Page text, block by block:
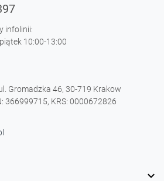
infolinii:
10:00-13:00
Gromadzka 46, 30-719 Krakow
366999715, KRS: 0000672826
